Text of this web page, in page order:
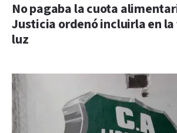
No pagaba la cuota
Justicia ordenó incluirla en
luz